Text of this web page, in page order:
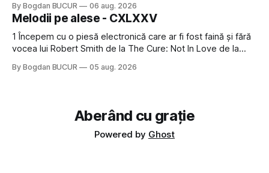
timp pui și latră prin gard la lumea care trece prin zonă). Am
avut, în schimb, o belea
By Bogdan BUCUR 06 aug. 2026
Melodii pe alese - CXLXXV
1 Începem cu o piesă electronică care ar fi fost faină și fără
vocea lui Robert Smith de la The Cure: Not In Love de la
a dovedit că jumătatea masculină a acelui duo era cam
By Bogdan BUCUR 05 aug. 2026
Aberând cu grație
Powered by Ghost